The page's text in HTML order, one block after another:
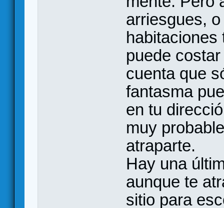
arriesgues,
habitaciones
puede
cuenta que
fantasma
en tu
muy
atraparte.
Hay una
aunque te
sitio para